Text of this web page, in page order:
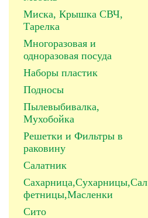
Миска, Крышка СВЧ,
Тарелка
Многоразовая и
одноразовая посуда
Наборы пластик
Подносы
Пылевыбивалка,
Мухобойка
Решетки и Фильтры в
раковину
Салатник
Сахарница,Сухарницы,Сал
фетницы,Масленки
Сито